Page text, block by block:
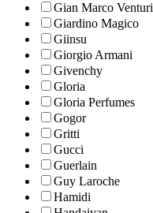
Gian Marco Venturi
Giardino Magico
Giinsu
Giorgio Armani
Givenchy
Gloria
Gloria Perfumes
Gogor
Gritti
Gucci
Guerlain
Guy Laroche
Hamidi